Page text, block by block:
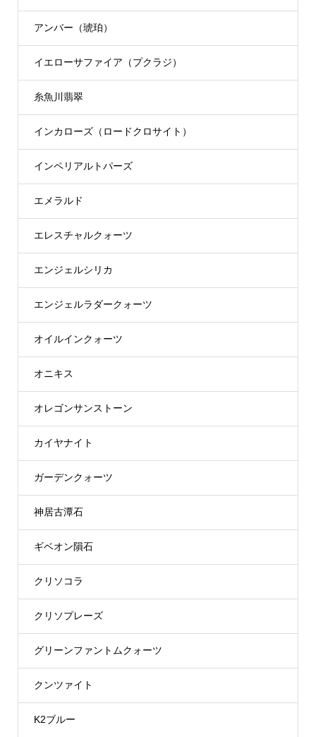
アンバー（琥珀）
イエローサファイア（プクラジ）
糸魚川翡翠
インカローズ（ロードクロサイト）
インペリアルトパーズ
エメラルド
エレスチャルクォーツ
エンジェルシリカ
エンジェルラダークォーツ
オイルインクォーツ
オニキス
オレゴンサンストーン
カイヤナイト
ガーデンクォーツ
神居古潭石
ギベオン隕石
クリソコラ
クリソプレーズ
グリーンファントムクォーツ
クンツァイト
K2ブルー